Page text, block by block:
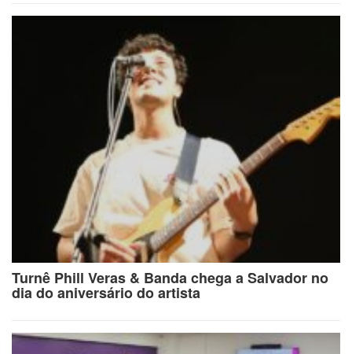
Turnê Phill Veras & Banda chega a Salvador no
dia do aniversário do artista